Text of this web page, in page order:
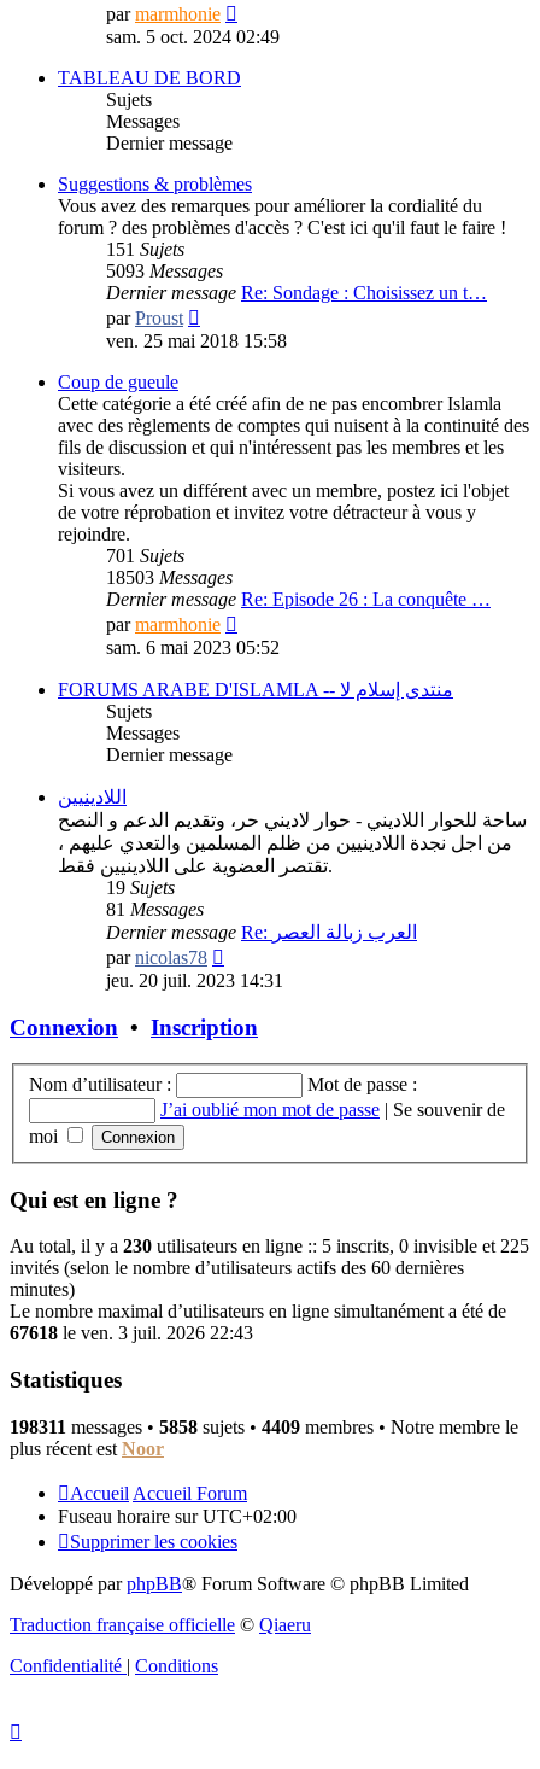
parmarmhonie
le
message
sam. 5 oct. 2024 02:49
TABLEAU DE BORD
Sujets
Messages
Dernier message
Suggestions & problèmes
Vous avez des remarques pour améliorer la cordialité du
forum ? des problèmes d'accès ? C'est ici qu'il faut le faire !
151 Sujets
5093 Messages
Dernier message Re: Sondage : Choisissez un t…
parProust
le
ven. 25 mai 2018 15:58
Coup de gueule
Cette catégorie a été créé afin de ne pas encombrer Islamla
avec des règlements de comptes qui nuisent à la continuité des
fils de discussion et qui n'intéressent pas les membres et les
visiteurs.
Si vous avez un différent avec un membre, postez ici l'objet
de votre réprobation et invitez votre détracteur à vous y
rejoindre.
701 Sujets
18503 Messages
Dernier message Re: Episode 26 : La conquête …
parmarmhonie
le
message
sam. 6 mai 2023 05:52
FORUMS ARABE D'ISLAMLA -- منتدى إسلام لا
Sujets
Messages
Dernier message
اللادينيين
ساحة للحوار اللاديني - حوار لاديني حر، وتقديم الدعم و النصح
من اجل نجدة اللادينيين من ظلم المسلمين والتعدي عليهم ،
تقتصر العضوية على اللادينيين فقط.
19 Sujets
81 Messages
Dernier message
Re: العرب زبالة العصر
parnicolas78
le
message
jeu. 20 juil. 2023 14:31
Connexion • Inscription
Nom d’utilisateur :
Mot de passe :
J’ai oublié mon mot de passe | Se souvenir de
moi
Qui est en ligne ?
Au total, il y a 230 utilisateurs en ligne :: 5 inscrits, 0 invisible et 225
invités (selon le nombre d’utilisateurs actifs des 60 dernières
minutes)
Le nombre maximal d’utilisateurs en ligne simultanément a été de
67618 le ven. 3 juil. 2026 22:43
Statistiques
198311 messages • 5858 sujets • 4409 membres • Notre membre le
plus récent est Noor
Accueil Accueil Forum
Fuseau horaire surUTC+02:00
Supprimer les cookies
Développé parphpBB® Forum Software © phpBB Limited
Traduction française officielle © Qiaeru
Confidentialité | Conditions